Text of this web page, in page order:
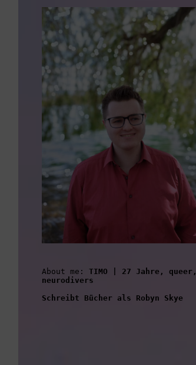
About me: TIMO | 27 Jahre, queer,
neurodivers
Schreibt Bücher als Robyn Skye